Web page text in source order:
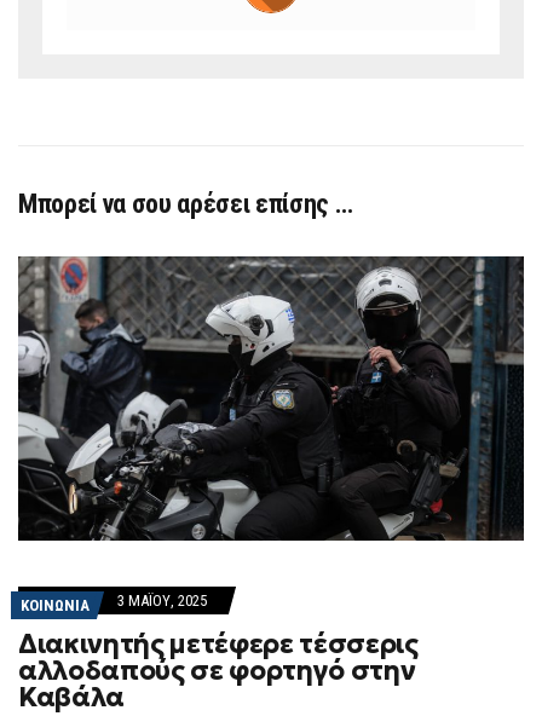
Μπορεί να σου αρέσει επίσης …
ΚΟΙΝΩΝΙΑ 3 ΜΑΪ́ΟΥ, 2025
Διακινητής μετέφερε τέσσερις
αλλοδαπούς σε φορτηγό στην
Καβάλα